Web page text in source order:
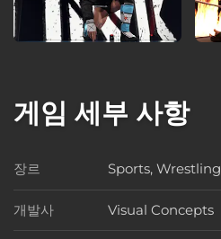
게임 세부 사항
장르 장르
Sports, Wrestling
개발사 개발사
Visual Concepts